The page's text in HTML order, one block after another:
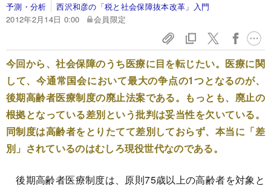
予測・分析
西沢和彦の「税と社会保障抜本改革」入門
2012年2月14日 0:00
会員限定
今回から、社会保障のうち医療に目を転じたい。医療に関
して、今通常国会において最大の争点の1つとなるのが、
後期高齢者医療制度の廃止法案である。もっとも、廃止の
根拠となっている差別という批判は妥当性を欠いている。
同制度は高齢者をとりたてて差別しておらず、本当に「差
別」されているのはむしろ現役世代なのである。
後期高齢者医療制度は、原則75歳以上の高齢者を対象と